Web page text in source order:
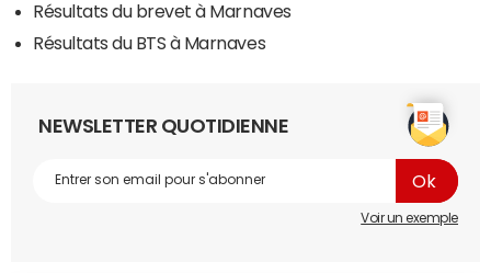
Résultats du brevet à Marnaves
Résultats du BTS à Marnaves
NEWSLETTER QUOTIDIENNE
Voir un exemple